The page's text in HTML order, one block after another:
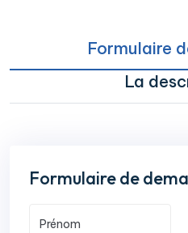
Formulaire
La
Formulaire de